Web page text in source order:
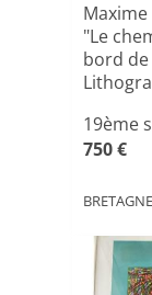
"Le
bord de
19ème
750 €